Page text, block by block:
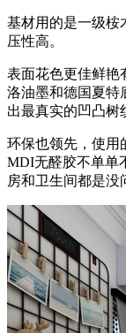
基材用的是一级桉
压性高。
表面花色更佳鲜艳
洛油墨和德国夏特
出最真实的凹凸树
环保也领先，使用
MDI无醛胶不单单
房和卫生间都是没